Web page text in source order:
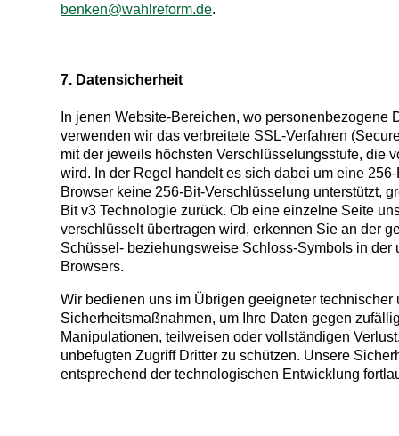
benken@wahlreform.de.
7. Datensicherheit
In jenen Website-Bereichen, wo personenbezogene
verwenden wir das verbreitete SSL-Verfahren
mit der jeweils höchsten Verschlüsselungsstufe, die
wird. In der Regel handelt es sich dabei um eine
Browser keine 256-Bit-Verschlüsselung unterstützt,
Bit v3 Technologie zurück. Ob eine einzelne Seite
verschlüsselt übertragen wird, erkennen Sie an der
Schüssel- beziehungsweise Schloss-Symbols in der
Browsers.
Wir bedienen uns im Übrigen geeigneter technischer
Sicherheitsmaßnahmen, um Ihre Daten gegen
Manipulationen, teilweisen oder vollständigen
unbefugten Zugriff Dritter zu schützen. Unsere
entsprechend der technologischen Entwicklung